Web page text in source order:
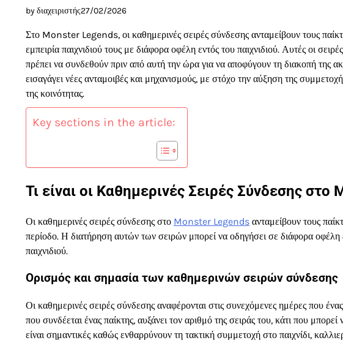
by διαχειριστής27/02/2026
Στο Monster Legends, οι καθημερινές σειρές σύνδεσης ανταμείβουν τους
εμπειρία παιχνιδιού τους με διάφορα οφέλη εντός του παιχνιδιού. Αυτές οι
πρέπει να συνδεθούν πριν από αυτή την ώρα για να αποφύγουν τη διακοπή της
εισαγάγει νέες ανταμοιβές και μηχανισμούς, με στόχο την αύξηση της
της κοινότητας.
Key sections in the article:
Τι είναι οι Καθημερινές Σειρές Σύνδεσης στο
Οι καθημερινές σειρές σύνδεσης στο Monster Legends ανταμείβουν τους
περίοδο. Η διατήρηση αυτών των σειρών μπορεί να οδηγήσει σε διάφορα οφέλη
παιχνιδιού.
Ορισμός και σημασία των καθημερινών σειρών σύνδεσης
Οι καθημερινές σειρές σύνδεσης αναφέρονται στις συνεχόμενες ημέρες που
που συνδέεται ένας παίκτης, αυξάνει τον αριθμό της σειράς του, κάτι που
είναι σημαντικές καθώς ενθαρρύνουν τη τακτική συμμετοχή στο παιχνίδι,